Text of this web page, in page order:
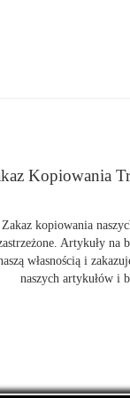
Kopiowania
Zakaz kopiowania
Artykuły na
własnością i
naszych artykułów i